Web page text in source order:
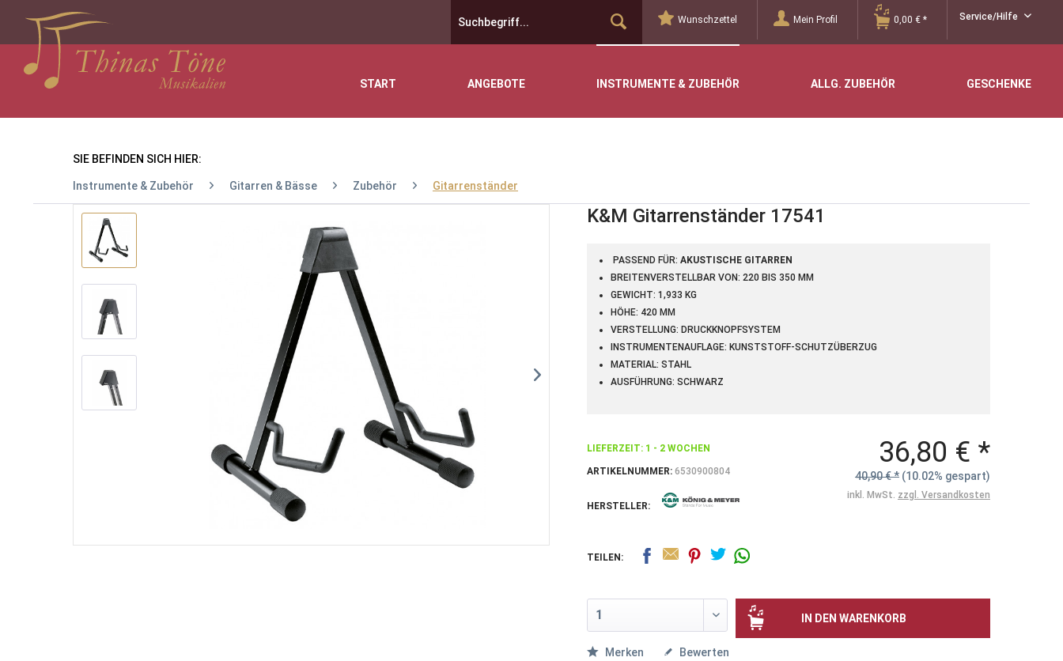
Service/Hilfe
Wunschzettel Mein Profil 0,00 € *
START ANGEBOTE INSTRUMENTE & ZUBEHÖR ALLG. ZUBEHÖR GESCHENKE
SIE BEFINDEN SICH HIER:
Instrumente & Zubehör Gitarren & Bässe Zubehör Gitarrenständer
K&M Gitarrenständer 17541
PASSEND FÜR: AKUSTISCHE GITARREN
BREITENVERSTELLBAR VON: 220 BIS 350 MM
GEWICHT: 1,933 KG
HÖHE: 420 MM
VERSTELLUNG: DRUCKKNOPFSYSTEM
INSTRUMENTENAUFLAGE: KUNSTSTOFF-SCHUTZÜBERZUG
MATERIAL: STAHL
AUSFÜHRUNG: SCHWARZ
LIEFERZEIT: 1 - 2 WOCHEN
ARTIKELNUMMER: 6530900804
HERSTELLER:
36,80 € *
40,90 € * (10.02% gespart)
inkl. MwSt. zzgl. Versandkosten
TEILEN:
IN DEN WARENKORB
Merken Bewerten